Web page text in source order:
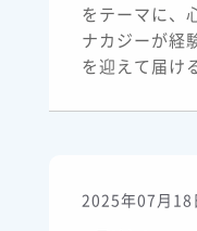
をテーマに、
ナカジーが経
を迎えて届け
2025年07月18